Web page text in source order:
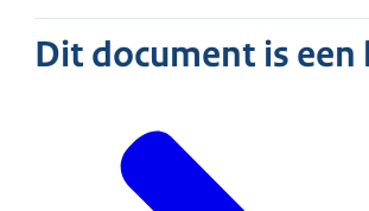
Dit document is een